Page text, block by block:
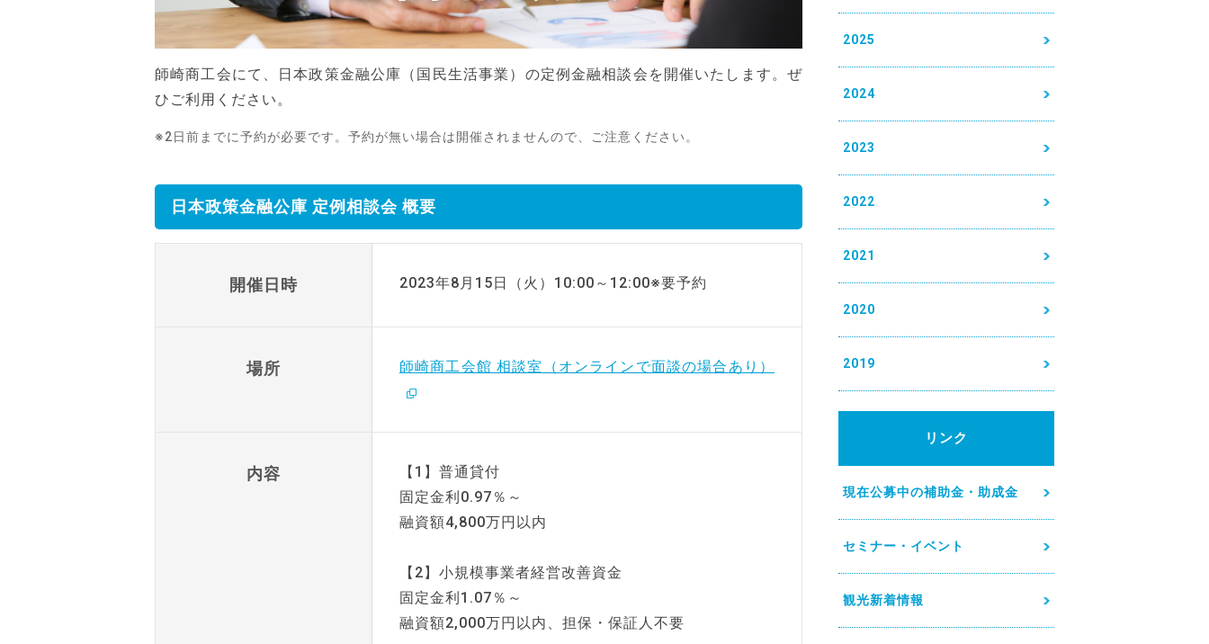
師崎商工会にて、日本政策金融公庫（国民生活事業）の定例金融相談会を開催いたします。ぜ
ひご利用ください。
※2日前までに予約が必要です。予約が無い場合は開催されませんので、ご注意ください。
日本政策金融公庫 定例相談会 概要
開催日時 2023年8月15日（火）10:00～12:00※要予約
場所 師崎商工会館 相談室（オンラインで面談の場合あり）
内容
【1】普通貸付
固定金利0.97％～
融資額4,800万円以内
【2】小規模事業者経営改善資金
固定金利1.07％～
融資額2,000万円以内、担保・保証人不要
2025
2024
2023
2022
2021
2020
2019
リンク
現在公募中の補助金・助成金
セミナー・イベント
観光新着情報